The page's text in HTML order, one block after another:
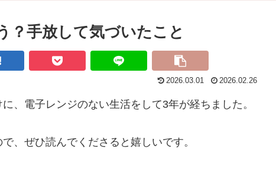
？手放して気づいたこと
2026.03.01 2026.02.26
、電子レンジのない生活をして3年が経ちました。
、ぜひ読んでくださると嬉しいです。